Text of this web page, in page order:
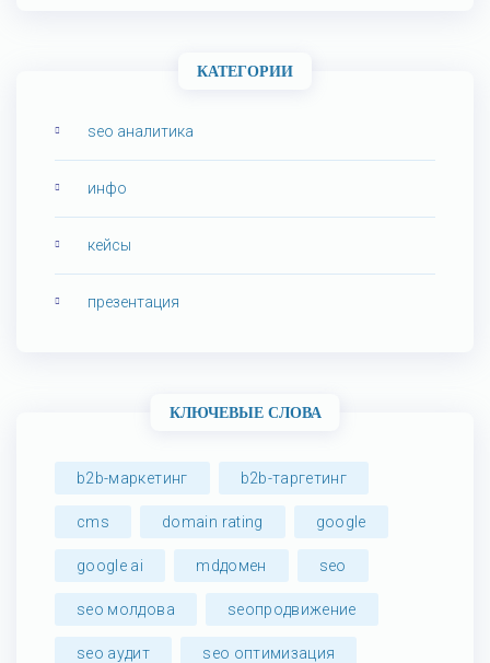
КАТЕГОРИИ
seo аналитика
инфо
кейсы
презентация
КЛЮЧЕВЫЕ СЛОВА
b2b-маркетинг b2b-таргетинг
cms domain rating google
google ai mdдомен seo
seo молдова seoпродвижение
seo аудит seo оптимизация